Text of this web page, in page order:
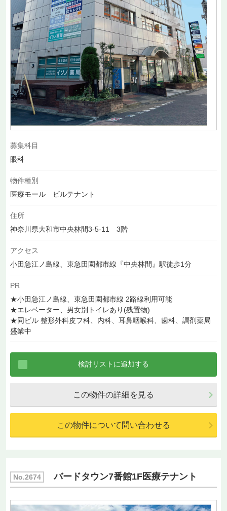
募集科目
眼科
物件種別
医療モール ビルテナント
住所
神奈川県大和市中央林間3-5-11 3階
アクセス
小田急江ノ島線、東急田園都市線『中央林間』駅徒歩1分
PR
★小田急江ノ島線、東急田園都市線 2路線利用可能
★エレベーター、男女別トイレあり(残置物)
★同ビル 整形外科皮フ科、内科、耳鼻咽喉科、歯科、調剤薬局
盛業中
この物件の詳細を見る
この物件について問い合わせる
No.2674 バードタウン7番館1F医療テナント